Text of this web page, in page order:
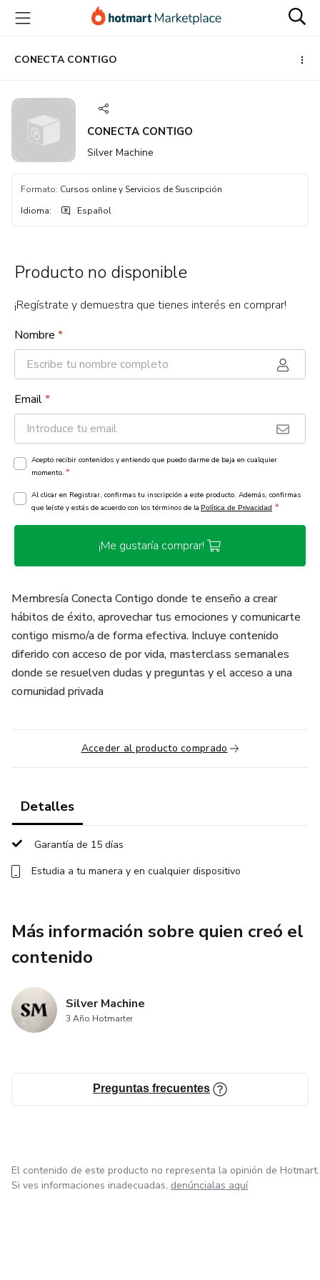
principal
página
de
página
CONECTA CONTIGO
CONECTA CONTIGO
Silver Machine
Formato: Cursos online y Servicios de Suscripción
Idioma: Español
Producto no disponible
¡Regístrate y demuestra que tienes interés en comprar!
Nombre *
Email*
Acepto recibir contenidos y entiendo que puedo darme de baja en cualquier
momento. *
Al clicar en Registrar, confirmas tu inscripción a este producto. Además, confirmas
que leíste y estás de acuerdo con los términos de la Política de Privacidad *
¡Me gustaría comprar!
Membresía Conecta Contigo donde te enseño a crear
hábitos de éxito, aprovechar tus emociones y comunicarte
contigo mismo/a de forma efectiva. Incluye contenido
diferido con acceso de por vida, masterclass semanales
donde se resuelven dudas y preguntas y el acceso a una
comunidad privada
Acceder al producto comprado
Detalles
Garantía de 15 días
Estudia a tu manera y en cualquier dispositivo
Más información sobre quien creó el
contenido
Silver Machine
3 Año Hotmarter
Preguntas frecuentes
El contenido de este producto no representa la opinión de Hotmart.
Si ves informaciones inadecuadas, denúncialas aquí